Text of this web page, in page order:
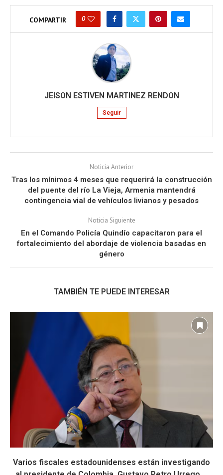
COMPARTIR 0
JEISON ESTIVEN MARTINEZ RENDON
Seguir
Noticia Anterior
Tras los mínimos 4 meses que requerirá la construcción
del puente del río La Vieja, Armenia mantendrá
contingencia vial de vehículos livianos y pesados
Noticia Siguiente
En el Comando Policía Quindío capacitaron para el
fortalecimiento del abordaje de violencia basadas en
género
TAMBIÉN TE PUEDE INTERESAR
Varios fiscales estadounidenses están investigando